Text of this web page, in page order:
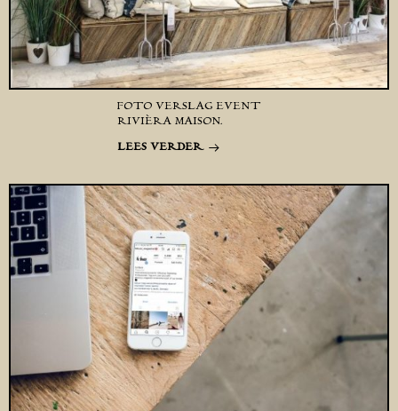
FOTO VERSLAG EVENT
RIVIÈRA MAISON.
LEES VERDER